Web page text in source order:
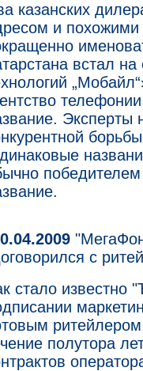
казанских
и похожими
встал
Эксперты
победителем
с
стало известно
полутора